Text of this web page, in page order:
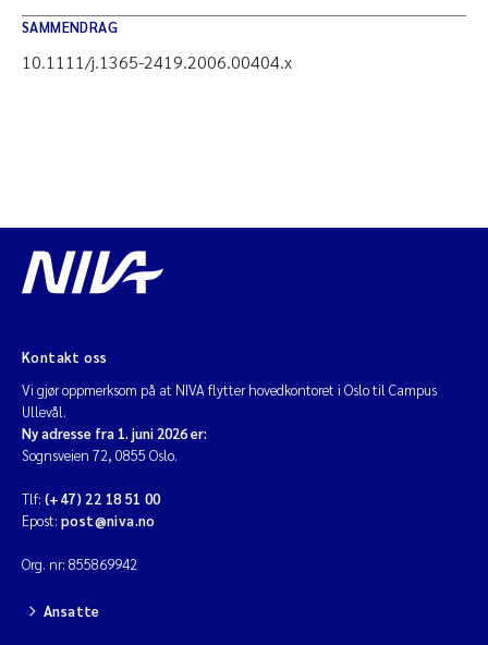
SAMMENDRAG
10.1111/j.1365-2419.2006.00404.x
Kontakt oss
Vi gjør oppmerksom på at NIVA flytter hovedkontoret i Oslo til Campus
Ullevål.
Ny adresse fra 1. juni 2026 er:
Sognsveien 72, 0855 Oslo.
Tlf: (+47) 22 18 51 00
Epost: post@niva.no
Org. nr: 855869942
Ansatte